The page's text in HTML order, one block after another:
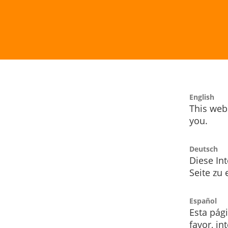
English
This
you.
Deutsch
Diese
Seite zu
Español
Esta
favor,